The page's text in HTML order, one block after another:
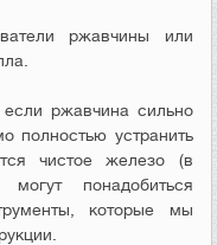
ржавчины или
ржавчина сильно
полностью устранить
чистое железо (в
понадобиться
которые мы